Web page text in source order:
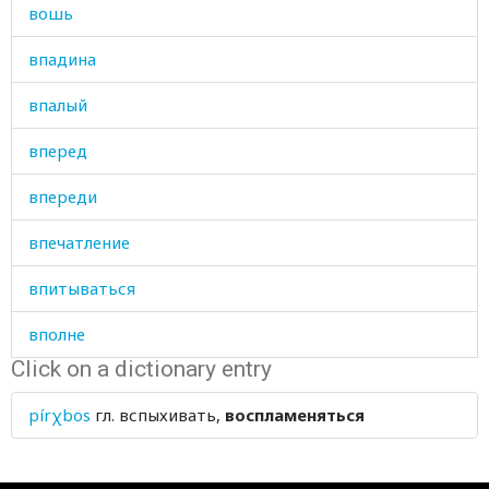
вошь
впадина
впалый
вперед
впереди
впечатление
впитываться
вполне
впотьмах
впредь
Click on a dictionary entry
pírχbos гл. вспыхивать, воспламеняться